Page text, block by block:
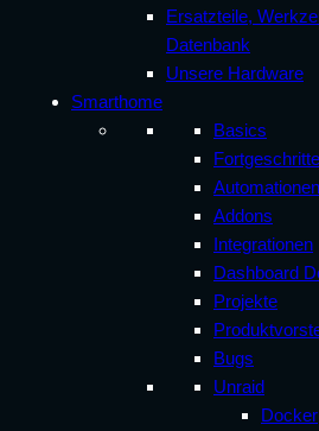
Ersatzteile,
Datenbank
Unsere Hardware
Smarthome
Basics
Automationen
Addons
Integrationen
Dashboard
Projekte
Bugs
Unraid
Docker